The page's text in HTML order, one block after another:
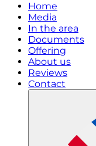
Home
Media
In the area
Documents
Offering
About us
Reviews
Contact